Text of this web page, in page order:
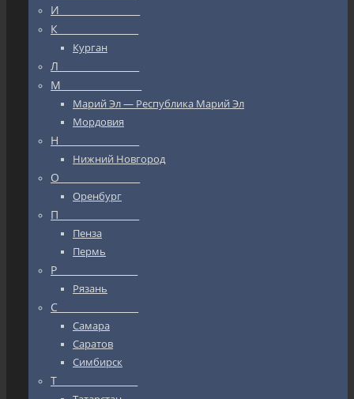
И_________________
К_________________
Курган
Л_________________
М_________________
Марий Эл — Республика Марий Эл
Мордовия
Н_________________
Нижний Новгород
О_________________
Оренбург
П_________________
Пенза
Пермь
Р_________________
Рязань
С_________________
Самара
Саратов
Симбирск
Т_________________